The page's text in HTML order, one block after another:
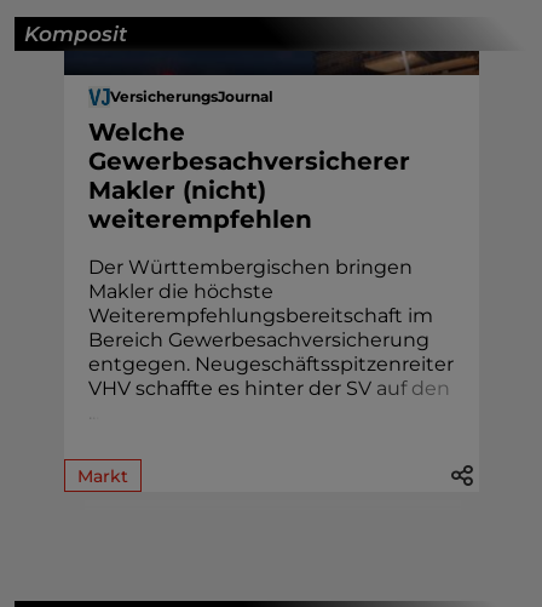
Komposit
VersicherungsJournal
Welche
Gewerbesachversicherer
Makler (nicht)
weiterempfehlen
Der Württembergischen bringen
Makler die höchste
Weiterempfehlungsbereitschaft im
Bereich Gewerbesachversicherung
entgegen. Neugeschäftsspitzenreiter
VHV schaffte es hinter der SV auf den
Markt